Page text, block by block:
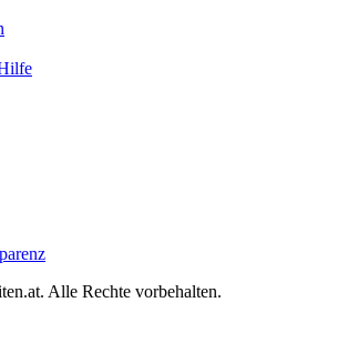
. Alle Rechte vorbehalten.